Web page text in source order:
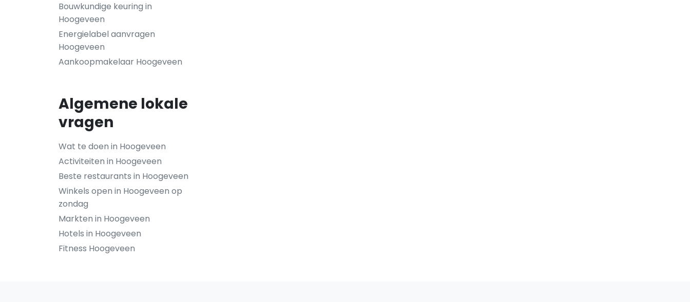
Bouwkundige keuring in
Hoogeveen
Energielabel aanvragen
Hoogeveen
Aankoopmakelaar Hoogeveen
Algemene lokale
vragen
Wat te doen in Hoogeveen
Activiteiten in Hoogeveen
Beste restaurants in Hoogeveen
Winkels open in Hoogeveen op
zondag
Markten in Hoogeveen
Hotels in Hoogeveen
Fitness Hoogeveen